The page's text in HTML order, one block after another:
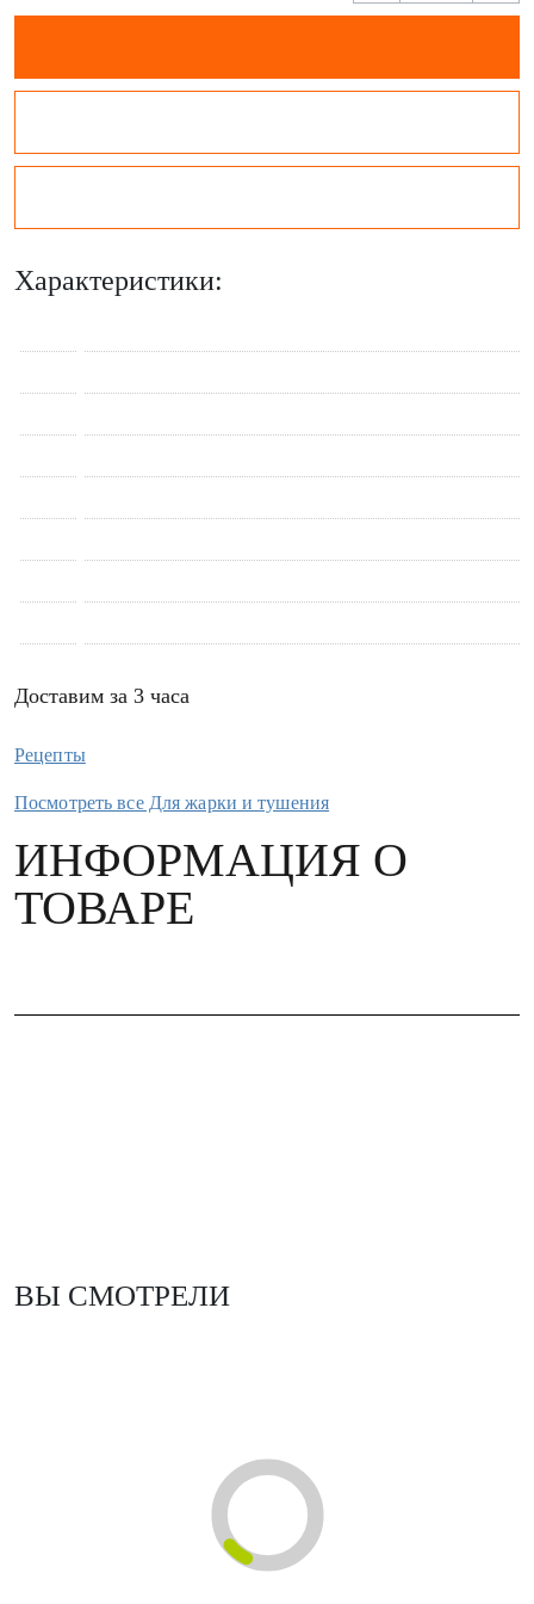
Характеристики:
Доставим за 3 часа
Рецепты
Посмотреть все Для жарки и тушения
ИНФОРМАЦИЯ О
ТОВАРЕ
ВЫ СМОТРЕЛИ